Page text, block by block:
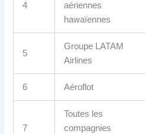
4
aériennes
hawaïennes
5
Groupe LATAM
Airlines
6 Aéroflot
7
Toutes les
compagnies